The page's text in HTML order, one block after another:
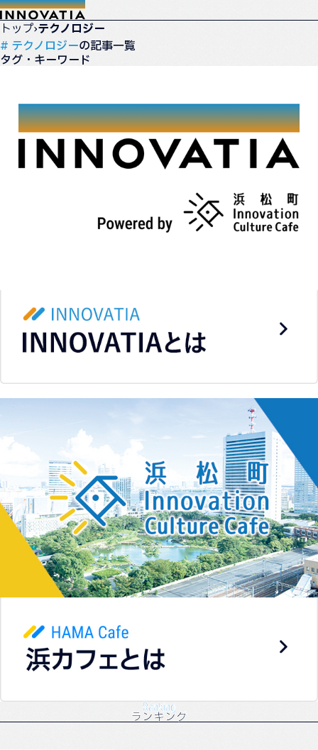
トップ›テクノロジー
# テクノロジーの記事一覧
タグ・キーワード
Ranking
ランキング